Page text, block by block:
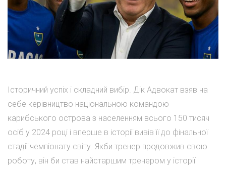
Історичний успіх і складний вибір. Дік Адвокат взяв на
себе керівництво національною командою
карибського острова з населенням всього 150 тисяч
осіб у 2024 році і вперше в історії вивів її до фінальної
стадії чемпіонату світу. Якби тренер продовжив свою
роботу, він би став найстаршим тренером у історії